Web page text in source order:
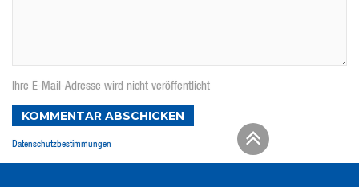
Ihre E-Mail-Adresse wird nicht veröffentlicht
KOMMENTAR ABSCHICKEN
Datenschutzbestimmungen